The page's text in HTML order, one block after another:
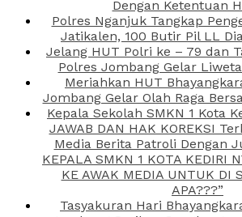
Dengan Ketentuan
Polres Nganjuk Tangkap
Jatikalen, 100 Butir Pil LL
Jelang HUT Polri ke – 79 dan
Polres Jombang Gelar
Meriahkan HUT
Jombang Gelar Olah Raga
Kepala Sekolah SMKN 1 Kota
JAWAB DAN HAK KOREKSI
Media Berita Patroli Dengan
KEPALA SMKN 1 KOTA KEDIRI
KE AWAK MEDIA UNTUK DI
APA???”
Tasyakuran Hari